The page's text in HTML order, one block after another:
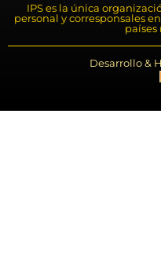
IPS es la única
personal y corresponsales
países
Desarrollo &